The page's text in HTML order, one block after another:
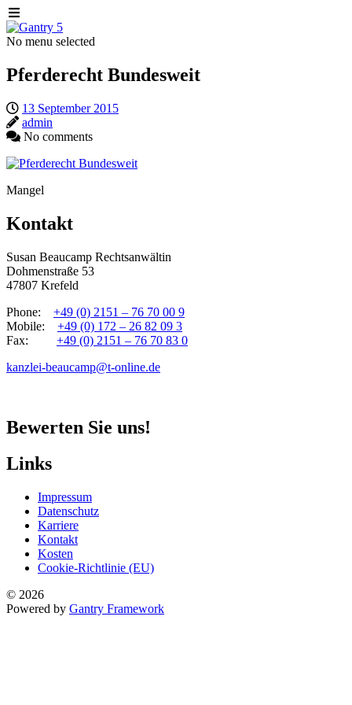
No menu selected
Pferderecht Bundesweit
13 September 2015
admin
No comments
Mangel
Kontakt
Susan Beaucamp Rechtsanwältin
Dohmenstraße 53
47807 Krefeld
Phone: +49 (0) 2151 – 76 70 00 9
Mobile: +49 (0) 172 – 26 82 09 3
Fax: +49 (0) 2151 – 76 70 83 0
kanzlei-beaucamp@t-online.de
Bewerten Sie uns!
Links
Impressum
Datenschutz
Karriere
Kontakt
Kosten
Cookie-Richtlinie (EU)
© 2026
Powered by Gantry Framework